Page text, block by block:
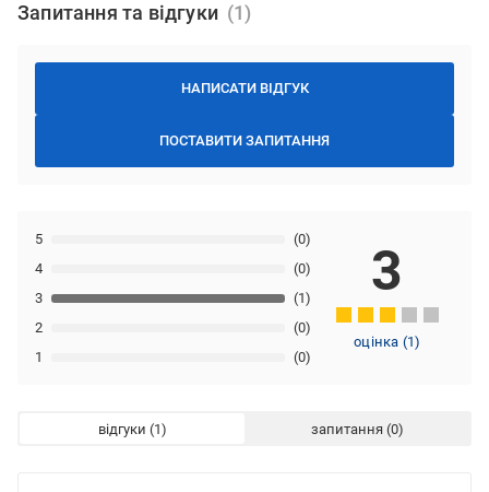
Запитання та відгуки
НАПИСАТИ ВІДГУК
ПОСТАВИТИ ЗАПИТАННЯ
1 (0)
2 (0)
3 (1)
4 (0)
5 (0)
3
оцінка (1)
відгуки запитання